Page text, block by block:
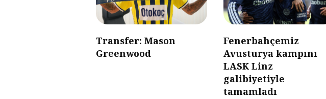
Transfer: Mason
Greenwood
Fenerbahçemiz
Avusturya kampını
LASK Linz
galibiyetiyle
tamamladı